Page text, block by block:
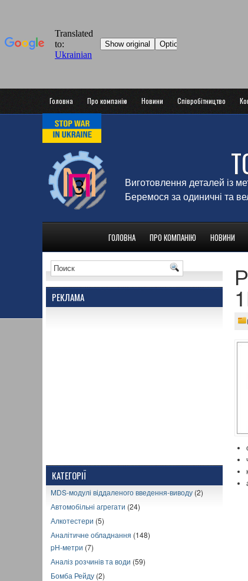
Головна Про компанію Новини Співробітництво
Виготовлення деталей із
Беремося за одиничні та
ГОЛОВНА ПРО КОМПАНІЮ НОВИНИ
РЕКЛАМА
КАТЕГОРІЇ
MDS-модулі віддаленого введення-виводу (2)
Автомобільні агрегати (24)
Алкотестери (5)
Аналітичне обладнання (148)
pH-метри (7)
Аналіз розчинів та води (59)
Бомба Рейду (2)